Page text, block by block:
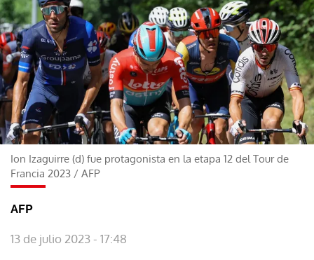
Ion Izaguirre (d) fue protagonista en la etapa 12 del Tour de
Francia 2023 / AFP
AFP
13 de julio 2023 - 17:48